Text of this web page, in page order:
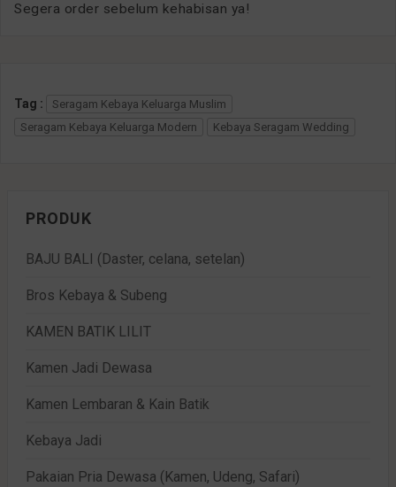
Segera order sebelum kehabisan ya!
Tag :
Seragam Kebaya Keluarga Muslim
Seragam Kebaya Keluarga Modern
Kebaya Seragam Wedding
PRODUK
BAJU BALI (Daster, celana, setelan)
Bros Kebaya & Subeng
KAMEN BATIK LILIT
Kamen Jadi Dewasa
Kamen Lembaran & Kain Batik
Kebaya Jadi
Pakaian Pria Dewasa (Kamen, Udeng, Safari)